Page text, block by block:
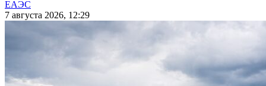
ЕАЭС
7 августа 2026, 12:29